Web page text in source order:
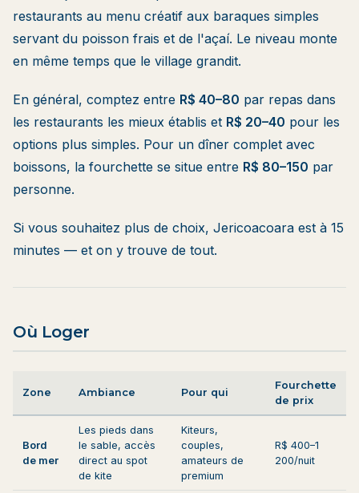
restaurants au menu créatif aux baraques simples
servant du poisson frais et de l'açaí. Le niveau monte
en même temps que le village grandit.
En général, comptez entre R$ 40–80 par repas dans
les restaurants les mieux établis et R$ 20–40 pour les
options plus simples. Pour un dîner complet avec
boissons, la fourchette se situe entre R$ 80–150 par
personne.
Si vous souhaitez plus de choix, Jericoacoara est à 15
minutes — et on y trouve de tout.
Où Loger
Zone Ambiance Pour qui
Fourchette
de prix
Bord
de mer
Les pieds dans
le sable, accès
direct au spot
de kite
Kiteurs,
couples,
amateurs de
premium
R$ 400–1
200/nuit